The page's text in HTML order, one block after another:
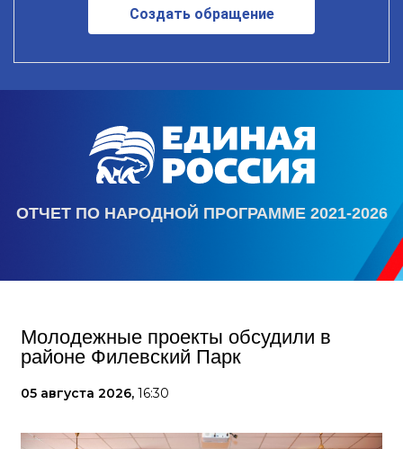
Создать обращение
ОТЧЕТ ПО НАРОДНОЙ ПРОГРАММЕ 2021-2026
Молодежные проекты обсудили в
районе Филевский Парк
05 августа 2026, 16:30